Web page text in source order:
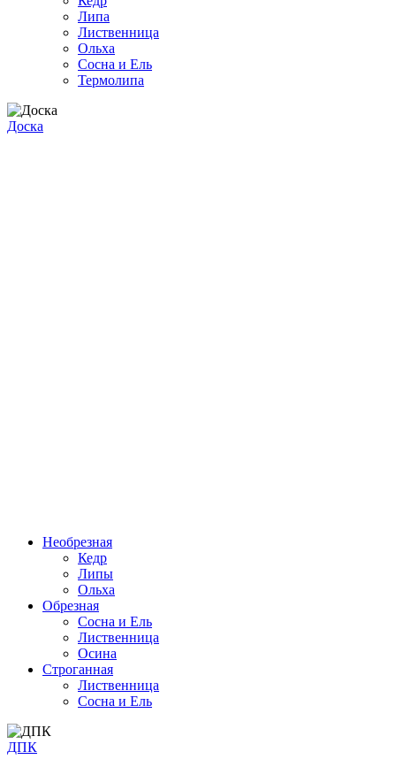
Липа
Лиственница
Ольха
Сосна и Ель
Термолипа
Доска
Необрезная
Кедр
Липы
Ольха
Обрезная
Cосна и Ель
Лиственница
Осина
Строганная
Лиственница
Сосна и Ель
ДПК